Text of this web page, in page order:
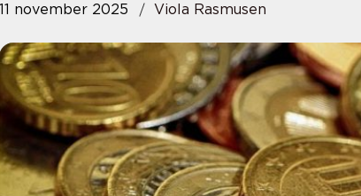
11 november 2025 Viola Rasmusen